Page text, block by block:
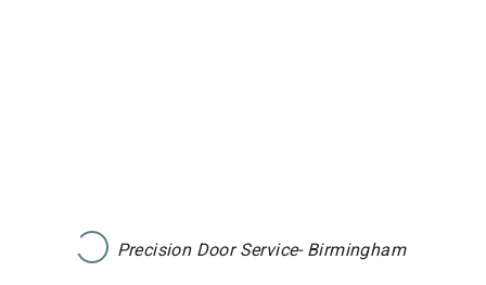
Precision Door Service- Birmingham